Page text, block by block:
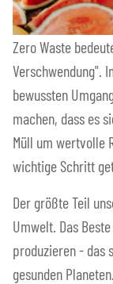
Zero Waste
Verschwendung".
bewussten
machen, dass es
Müll um wertvolle
wichtige Schritt
Der größte Teil
Umwelt. Das
produzieren - das
gesunden Planeten.